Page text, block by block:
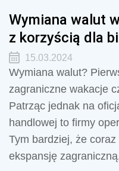
Wymiana walut
z korzyścią dla
15.03.2024
Wymiana walut?
zagraniczne wakacje
Patrząc jednak na
handlowej to firmy
Tym bardziej, że
ekspansję